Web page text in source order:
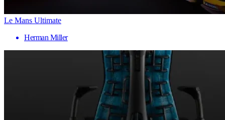
Le Mans Ultimate
Herman Miller